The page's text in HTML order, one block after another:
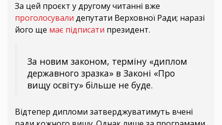
За цей проєкт у другому читанні вже
проголосували депутати Верховної Ради; наразі
його ще має підписати президент.
За новим законом, терміну «диплом
державного зразка» в Законі «Про
вищу освіту» більше не буде.
Відтепер дипломи затверджуватимуть вчені